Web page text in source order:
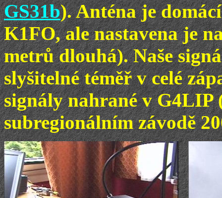
GS31b). Anténa je
K1FO, ale nastavena je
metrů dlouhá). Naše
slyšitelné téměř v celé
signály nahrané v
subregionálním závodě